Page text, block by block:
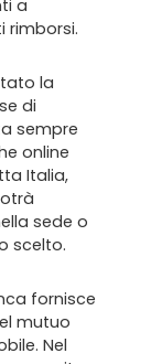
a
rimborsi.
la
di
sempre
online
Italia,
sede o
scelto.
fornisce
mutuo
Nel